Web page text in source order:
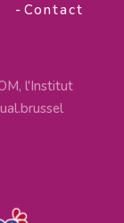
-Contact
l'Institut